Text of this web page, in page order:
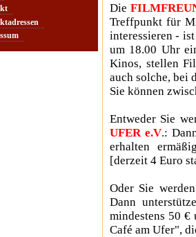
Die
Treffpunkt für
interessieren -
um 18.00 Uhr
Kinos, stellen
auch solche, bei
Sie können
Entweder Sie
UFER e.V.:
erhalten
[derzeit 4 Euro
Oder Sie
Dann
mindestens 50
Café am Ufer",